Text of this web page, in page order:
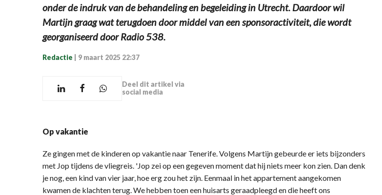
onder de indruk van de behandeling en begeleiding in Utrecht. Daardoor wil
Martijn graag wat terugdoen door middel van een sponsoractiviteit, die wordt
georganiseerd door Radio 538.
Redactie 9 maart 2025 22:37
Deel dit artikel via
social media
Op vakantie
Ze gingen met de kinderen op vakantie naar Tenerife. Volgens Martijn gebeurde er iets bijzonders
met Jop tijdens de vliegreis. 'Jop zei op een gegeven moment dat hij niets meer kon zien. Dan denk
je nog, een kind van vier jaar, hoe erg zou het zijn. Eenmaal in het appartement aangekomen
kwamen de klachten terug. We hebben toen een huisarts geraadpleegd en die heeft ons